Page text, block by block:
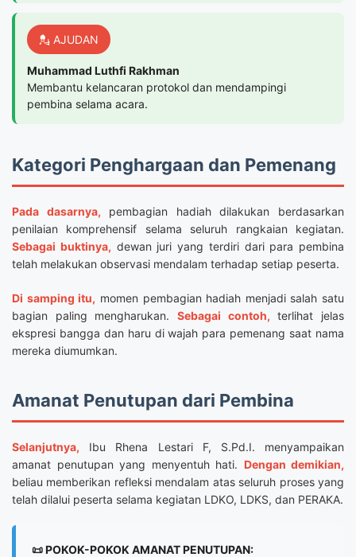
💂 AJUDAN
Muhammad Luthfi Rakhman
Membantu kelancaran protokol dan mendampingi
pembina selama acara.
Kategori Penghargaan dan Pemenang
Pada dasarnya, pembagian hadiah dilakukan berdasarkan
penilaian komprehensif selama seluruh rangkaian kegiatan.
Sebagai buktinya, dewan juri yang terdiri dari para pembina
telah melakukan observasi mendalam terhadap setiap peserta.
Di samping itu, momen pembagian hadiah menjadi salah satu
bagian paling mengharukan. Sebagai contoh, terlihat jelas
ekspresi bangga dan haru di wajah para pemenang saat nama
mereka diumumkan.
Amanat Penutupan dari Pembina
Selanjutnya, Ibu Rhena Lestari F, S.Pd.I. menyampaikan
amanat penutupan yang menyentuh hati. Dengan demikian,
beliau memberikan refleksi mendalam atas seluruh proses yang
telah dilalui peserta selama kegiatan LDKO, LDKS, dan PERAKA.
📜 POKOK-POKOK AMANAT PENUTUPAN: